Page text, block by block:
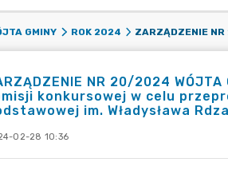
GMINY ROK 2024
NR 20/2024
konkursowej w celu
im. Władysława
02-28 10:36